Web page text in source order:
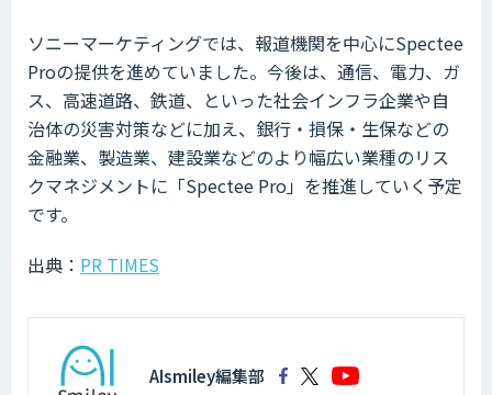
ソニーマーケティングでは、報道機関を中心にSpectee
Proの提供を進めていました。今後は、通信、電力、ガ
ス、高速道路、鉄道、といった社会インフラ企業や自
治体の災害対策などに加え、銀行・損保・生保などの
金融業、製造業、建設業などのより幅広い業種のリス
クマネジメントに「Spectee Pro」を推進していく予定
です。
出典： PR TIMES
AIsmiley編集部